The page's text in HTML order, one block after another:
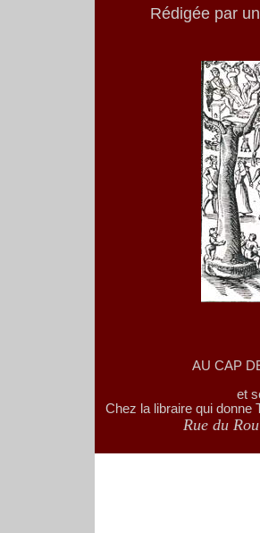
Rédigée par
AU CAP
et
Chez la libraire qui donne
Rue du